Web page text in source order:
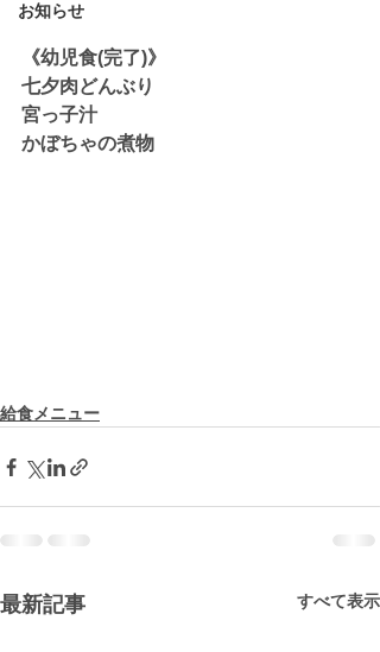
お知らせ
《幼児食(完了)》
七夕肉どんぶり
宮っ子汁
かぼちゃの煮物
給食メニュー
最新記事 すべて表示